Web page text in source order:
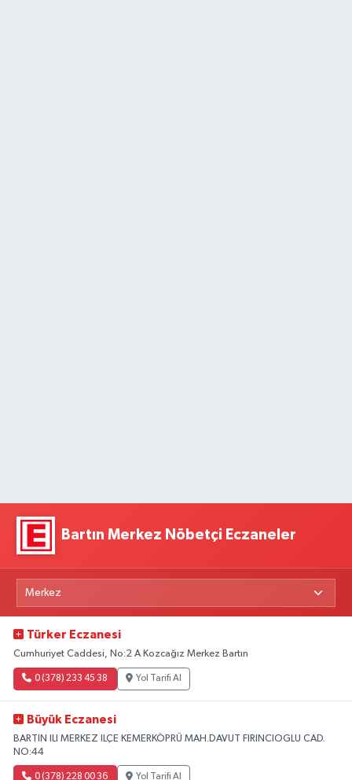
Bartın Merkez Nöbetçi Eczaneler
Türker Eczanesi
Cumhuriyet Caddesi, No:2 A Kozcağız Merkez Bartın
0 (378) 233 45 38 Yol Tarifi Al
Büyük Eczanesi
BARTIN ILI MERKEZ ILÇE KEMERKÖPRÜ MAH.DAVUT FIRINCIOGLU CAD.
NO:44
0 (378) 228 00 36 Yol Tarifi Al